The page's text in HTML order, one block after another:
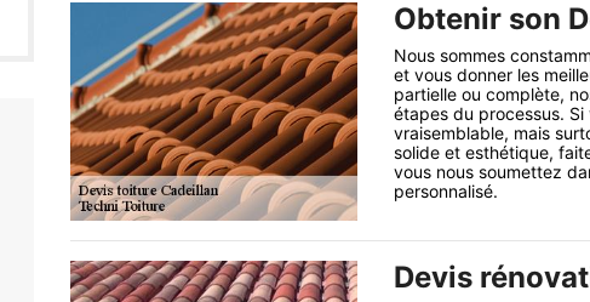
Obtenir son
Nous sommes
et vous donner les
partielle ou complète,
étapes du processus.
vraisemblable, mais
solide et esthétique,
vous nous soumettez
personnalisé.
Devis